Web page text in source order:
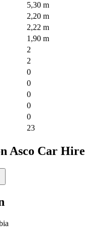
5,30 m
2,20 m
2,22 m
1,90 m
2
2
0
0
0
0
0
23
Asco Car Hire